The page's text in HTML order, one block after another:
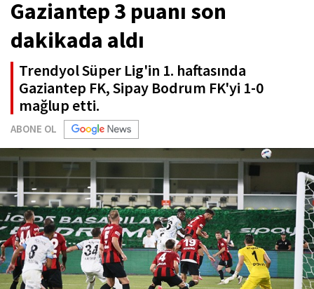
Gaziantep 3 puanı son
dakikada aldı
Trendyol Süper Lig'in 1. haftasında
Gaziantep FK, Sipay Bodrum FK'yi 1-0
mağlup etti.
ABONE OL